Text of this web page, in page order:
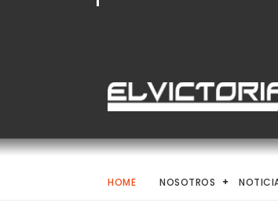
HOME NOSOTROS